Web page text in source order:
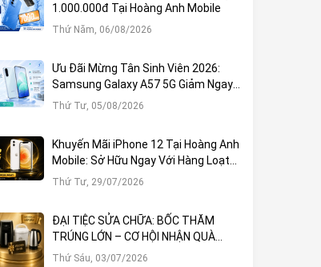
1.000.000đ Tại Hoàng Anh Mobile
Thứ Năm, 06/08/2026
Ưu Đãi Mừng Tân Sinh Viên 2026:
Samsung Galaxy A57 5G Giảm Ngay
1.000.000đ
Thứ Tư, 05/08/2026
Khuyến Mãi iPhone 12 Tại Hoàng Anh
Mobile: Sở Hữu Ngay Với Hàng Loạt
Ưu Đãi Hấp Dẫn
Thứ Tư, 29/07/2026
ĐẠI TIỆC SỬA CHỮA: BỐC THĂM
TRÚNG LỚN – CƠ HỘI NHẬN QUÀ
KHỦNG TẠI HOÀNG ANH MOBILE
Thứ Sáu, 03/07/2026